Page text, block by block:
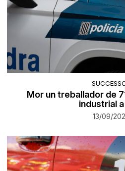
Mor un treballador de
industrial a
13/09/